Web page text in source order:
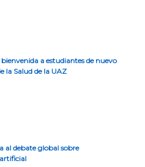
a estudiantes de nuevo
la Salud de la UAZ
al debate global sobre